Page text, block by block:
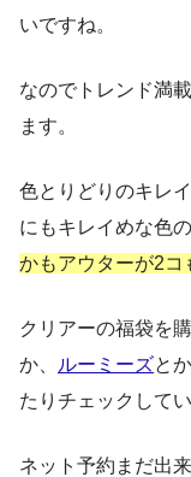
いですね。
なのでトレンド満
ます。
色とりどりのキレ
にもキレイめな色
かもアウターが2コ
クリアーの福袋を
か、
ルーミーズとか
たりチェックして
ネット予約まだ出